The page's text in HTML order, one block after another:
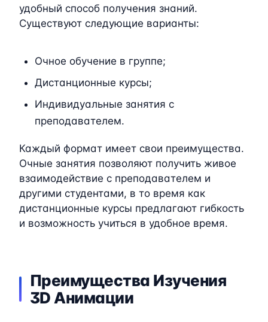
удобный способ получения знаний.
Существуют следующие варианты:
Очное обучение в группе;
Дистанционные курсы;
Индивидуальные занятия с
преподавателем.
Каждый формат имеет свои преимущества.
Очные занятия позволяют получить живое
взаимодействие с преподавателем и
другими студентами, в то время как
дистанционные курсы предлагают гибкость
и возможность учиться в удобное время.
Преимущества Изучения
3D Анимации